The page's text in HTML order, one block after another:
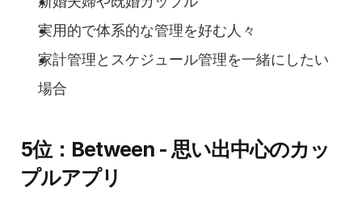
実用的で体系的な管理を好む人々
家計管理とスケジュール管理を一緒にしたい
場合
5位：Between - 思い出中心のカッ
プルアプリ